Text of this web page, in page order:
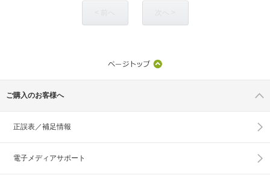
ご購入のお客様へ
正誤表／補足情報
電子メディアサポート